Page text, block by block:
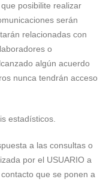
posibilite realizar
serán
relacionadas con
o
algún acuerdo
nunca tendrán acceso
estadísticos.
a las consultas o
por el USUARIO a
que se ponen a